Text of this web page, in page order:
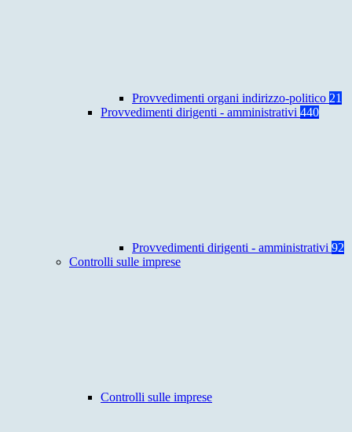
Provvedimenti organi indirizzo-politico 21
Provvedimenti dirigenti - amministrativi 440
Provvedimenti dirigenti - amministrativi 92
Controlli sulle imprese
Controlli sulle imprese